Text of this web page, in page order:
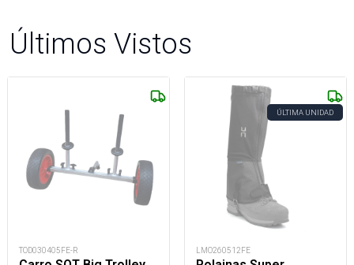
Últimos Vistos
TOD030405FE-R
ÚLTIMA UNIDAD
LMO260512FE